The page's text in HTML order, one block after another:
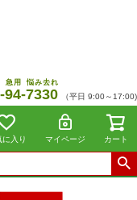
94
急用
-7330
悩み去れ
（平日 9:00～17:00)
に入り マイページ カート